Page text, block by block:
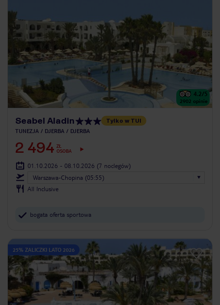
4.2/5
2902 opinie
Seabel Aladin Tylko w TUI
TUNEZJA DJERBA DJERBA
2 494 ZŁ
OSOBA
01.10.2026 - 08.10.2026 (7 noclegów)
Warszawa-Chopina (05:55)
All Inclusive
bogata oferta sportowa
25% ZALICZKI LATO 2026